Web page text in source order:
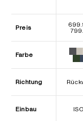
Preis
Farbe
Richtung
Einbau